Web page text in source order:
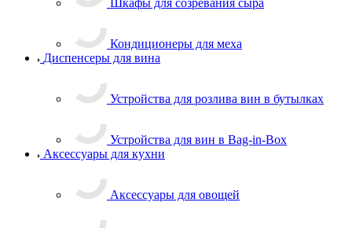
Шкафы для созревания сыра
Кондиционеры для меха
Диспенсеры для вина
Устройства для розлива вин в бутылках
Устройства для вин в Bag-in-Box
Аксессуары для кухни
Аксессуары для овощей